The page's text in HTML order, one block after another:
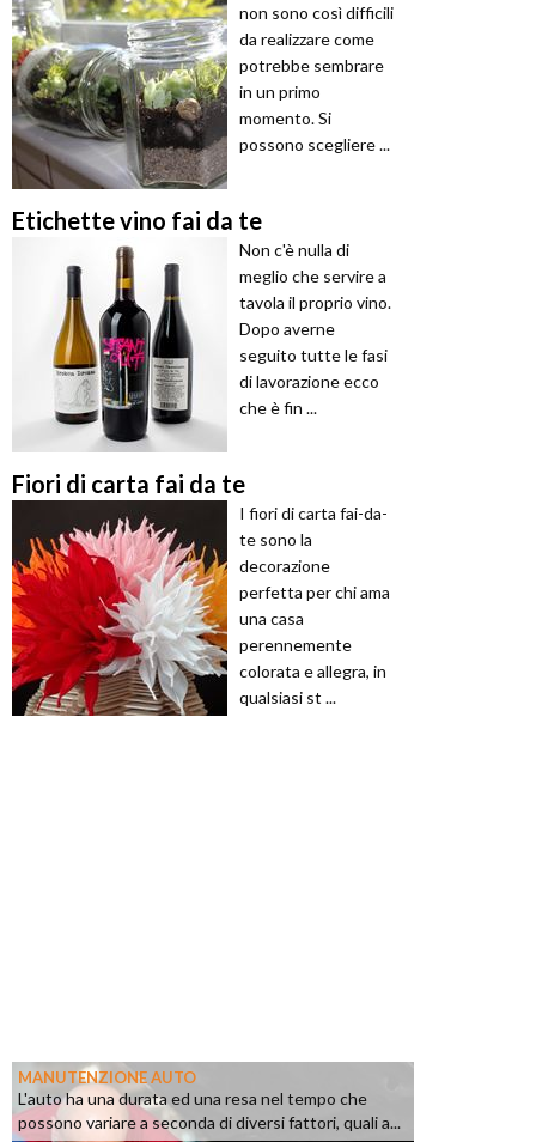
non sono così difficili
da realizzare come
potrebbe sembrare
in un primo
momento. Si
possono scegliere ...
Etichette vino fai da te
Non c'è nulla di
meglio che servire a
tavola il proprio vino.
Dopo averne
seguito tutte le fasi
di lavorazione ecco
che è fin ...
Fiori di carta fai da te
I fiori di carta fai-da-
te sono la
decorazione
perfetta per chi ama
una casa
perennemente
colorata e allegra, in
qualsiasi st ...
MANUTENZIONE AUTO
L'auto ha una durata ed una resa nel tempo che
possono variare a seconda di diversi fattori, quali a...